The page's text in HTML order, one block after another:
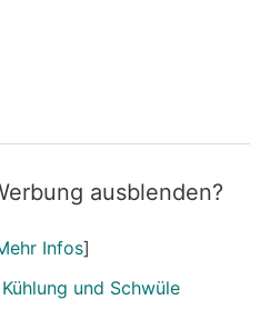
ausblenden?
Infos]
und Schwüle